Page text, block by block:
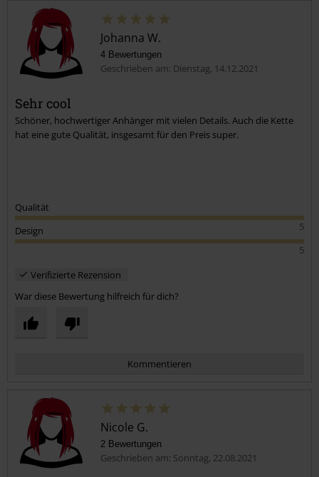
Johanna W.
4 Bewertungen
Geschrieben am: Dienstag, 14.12.2021
Sehr cool
Schöner, hochwertiger Anhänger mit vielen Details. Auch die Kette
hat eine gute Qualität, insgesamt für den Preis super.
Qualität
5
Design
5
Verifizierte Rezension
War diese Bewertung hilfreich für dich?
Kommentieren
Nicole G.
2 Bewertungen
Geschrieben am: Sonntag, 22.08.2021